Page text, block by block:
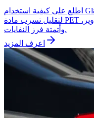
اطلع على كيفية استخدام Glacier Robotics لـ Ultralytics YOLO11
لتقليل تسرب مادة PET بنسبة 70%، وتحسين دقة إعادة التدوير،
وأتمتة فرز النفايات.
اعرف المزيد